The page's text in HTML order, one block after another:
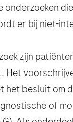
er bij niet-
zijn
Het
het besluit om
of
- Pacific
- Pacific
13.00u - 15.00u